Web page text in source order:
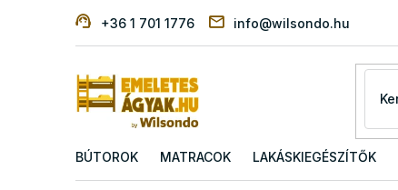
+36 1 701 1776 info@wilsondo.hu
BÚTOROK MATRACOK LAKÁSKIEGÉSZÍTŐK